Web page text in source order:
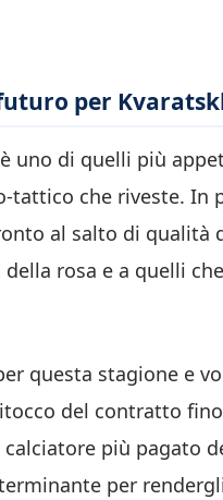
per
è uno di quelli più
tattico che riveste. In
al salto di qualità
rosa e a quelli
questa stagione e
del contratto
più pagato
per